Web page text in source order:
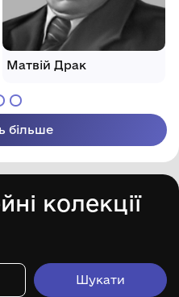
Матвій Драк
більше
колекції